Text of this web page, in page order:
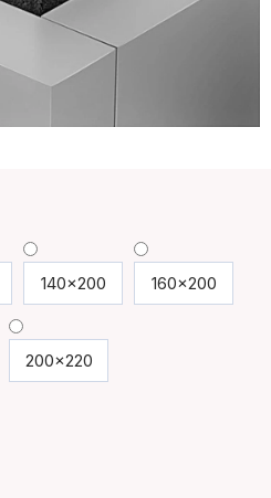
140x200 160x200
200x220